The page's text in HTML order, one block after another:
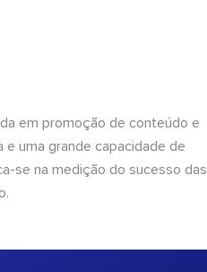
em promoção de conteúdo e
uma grande capacidade de
se na medição do sucesso das